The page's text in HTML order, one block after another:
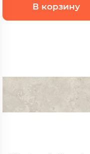
В корзину